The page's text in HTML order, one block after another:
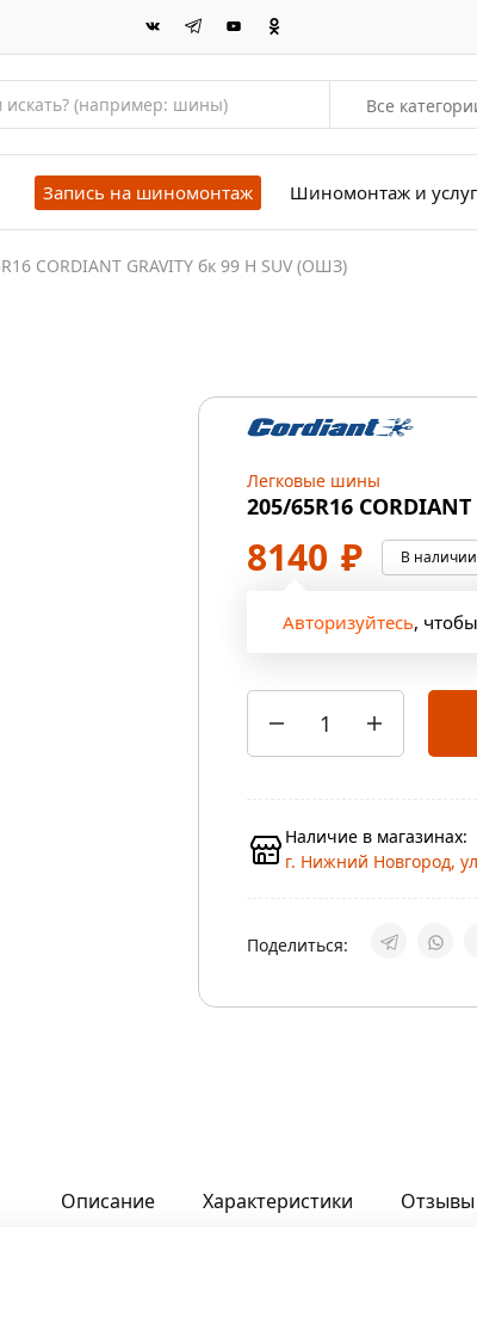
Все
Запись на шиномонтаж Шиномонтаж и
CORDIANT GRAVITY бк 99 H SUV (ОШЗ)
Легковые шины
205/65R16
8140 ₽ В
Авторизуйтесь,
Наличие в магазинах:
г. Нижний Новгород,
Поделиться:
Описание Характеристики Отзывы